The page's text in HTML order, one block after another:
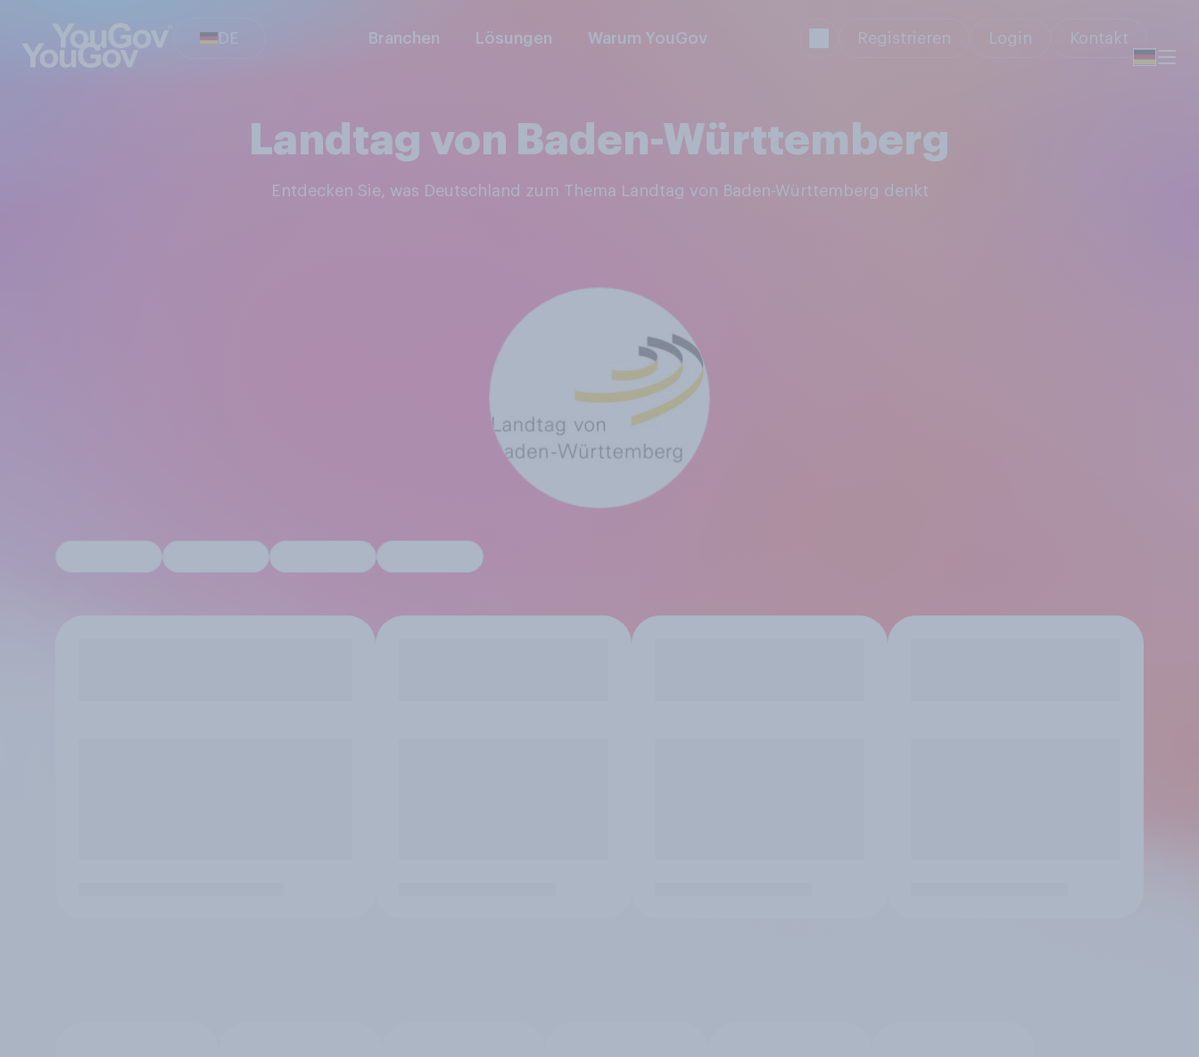
DE Branchen Lösungen Warum YouGov Registrieren Login Kontakt
Landtag von Baden-Württemberg
Entdecken Sie, was Deutschland zum Thema Landtag von Baden-Württemberg denkt